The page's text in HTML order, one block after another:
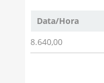
Data/Hora
8.640,00